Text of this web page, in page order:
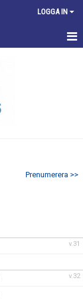
LOGGA IN
Prenumerera >>
v.31
v.32